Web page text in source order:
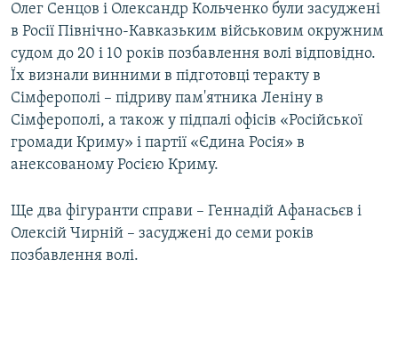
Олег Сенцов і Олександр Кольченко були засуджені
в Росії Північно-Кавказьким військовим окружним
судом до 20 і 10 років позбавлення волі відповідно.
Їх визнали винними в підготовці теракту в
Сімферополі – підриву пам'ятника Леніну в
Сімферополі, а також у підпалі офісів «Російської
громади Криму» і партії «Єдина Росія» в
анексованому Росією Криму.
Ще два фігуранти справи – Геннадій Афанасьєв і
Олексій Чирній – засуджені до семи років
позбавлення волі.